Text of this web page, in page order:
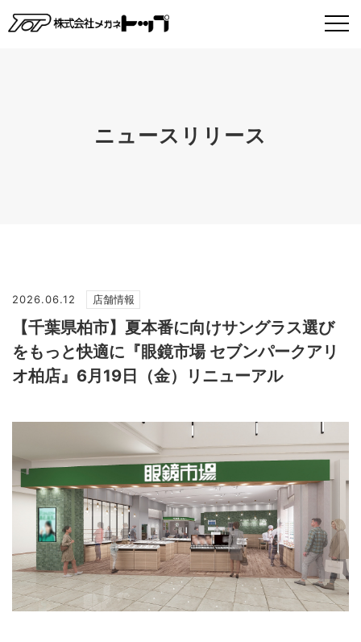
ニュースリリース
2026.06.12 店舗情報
【千葉県柏市】夏本番に向けサングラス選び
をもっと快適に『眼鏡市場 セブンパークアリ
オ柏店』6月19日（金）リニューアル